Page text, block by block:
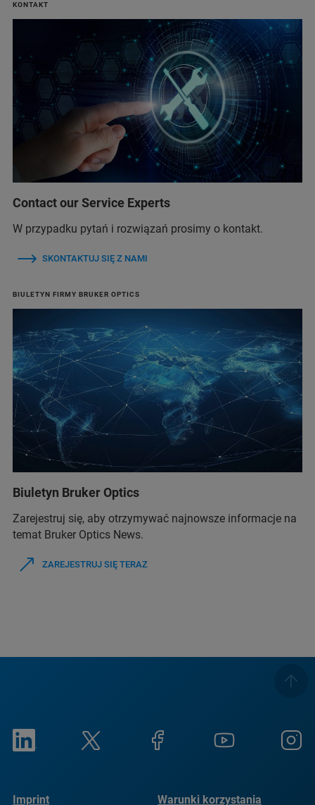
KONTAKT
Contact our Service Experts
W przypadku pytań i rozwiązań prosimy o kontakt.
SKONTAKTUJ SIĘ Z NAMI
BIULETYN FIRMY BRUKER OPTICS
Biuletyn Bruker Optics
Zarejestruj się, aby otrzymywać najnowsze informacje na
temat Bruker Optics News.
ZAREJESTRUJ SIĘ TERAZ
Imprint Warunki korzystania